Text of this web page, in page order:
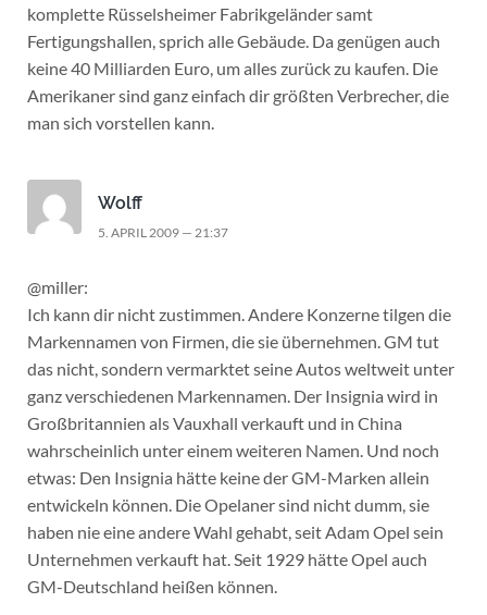
komplette Rüsselsheimer Fabrikgeländer samt
Fertigungshallen, sprich alle Gebäude. Da genügen auch
keine 40 Milliarden Euro, um alles zurück zu kaufen. Die
Amerikaner sind ganz einfach dir größten Verbrecher, die
man sich vorstellen kann.
Wolff
5. APRIL 2009 — 21:37
@miller:
Ich kann dir nicht zustimmen. Andere Konzerne tilgen die
Markennamen von Firmen, die sie übernehmen. GM tut
das nicht, sondern vermarktet seine Autos weltweit unter
ganz verschiedenen Markennamen. Der Insignia wird in
Großbritannien als Vauxhall verkauft und in China
wahrscheinlich unter einem weiteren Namen. Und noch
etwas: Den Insignia hätte keine der GM-Marken allein
entwickeln können. Die Opelaner sind nicht dumm, sie
haben nie eine andere Wahl gehabt, seit Adam Opel sein
Unternehmen verkauft hat. Seit 1929 hätte Opel auch
GM-Deutschland heißen können.